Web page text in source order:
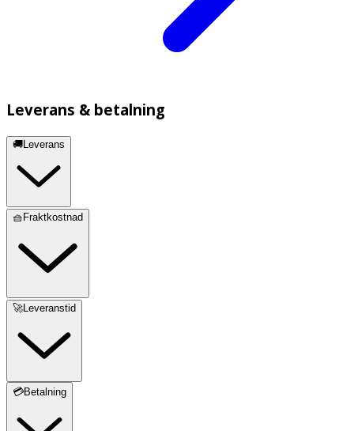
Leverans & betalning
🚚Leverans
🧺Fraktkostnad
🚀Leveranstid
💳Betalning